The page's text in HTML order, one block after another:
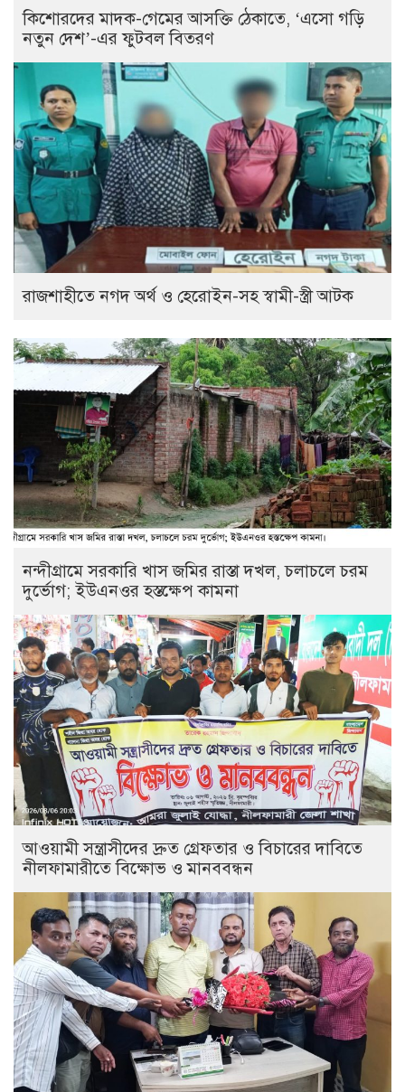
কিশোরদের মাদক-গেমের আসক্তি ঠেকাতে, ‘এসো গড়ি
নতুন দেশ’-এর ফুটবল বিতরণ
রাজশাহীতে নগদ অর্থ ও হেরোইন-সহ স্বামী-স্ত্রী আটক
নন্দীগ্রামে সরকারি খাস জমির রাস্তা দখল, চলাচলে চরম
দুর্ভোগ; ইউএনওর হস্তক্ষেপ কামনা
আওয়ামী সন্ত্রাসীদের দ্রুত গ্রেফতার ও বিচারের দাবিতে
নীলফামারীতে বিক্ষোভ ও মানববন্ধন